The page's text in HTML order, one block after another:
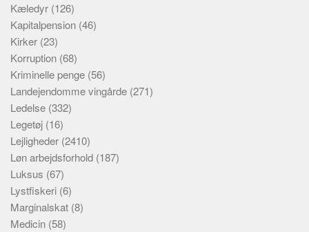
Kæledyr (126)
Kapitalpension (46)
Kirker (23)
Korruption (68)
Kriminelle penge (56)
Landejendomme vingårde (271)
Ledelse (332)
Legetøj (16)
Lejligheder (2410)
Løn arbejdsforhold (187)
Luksus (67)
Lystfiskeri (6)
Marginalskat (8)
Medicin (58)